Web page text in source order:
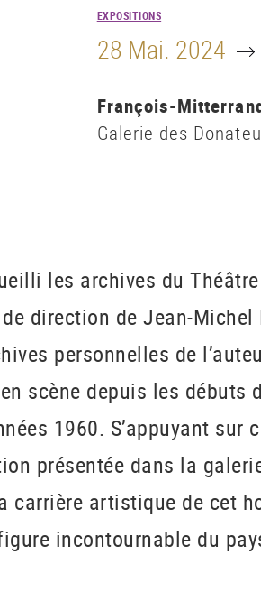
EXPOSITIONS
28 Mai. 2024
François-
Galerie des
les archives du
direction de Jean-Michel
personnelles de
scène depuis les débuts
1960. S’appuyant sur
présentée dans la
carrière artistique de cet
incontournable du